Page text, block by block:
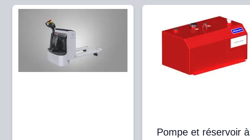
Pompe et réservoir à